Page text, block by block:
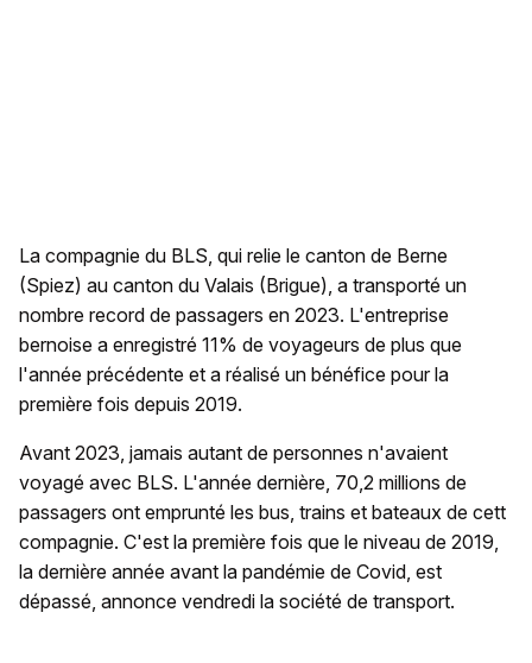
La compagnie du BLS, qui relie le canton de Berne
(Spiez) au canton du Valais (Brigue), a transporté un
nombre record de passagers en 2023. L'entreprise
bernoise a enregistré 11% de voyageurs de plus que
l'année précédente et a réalisé un bénéfice pour la
première fois depuis 2019.
Avant 2023, jamais autant de personnes n'avaient
voyagé avec BLS. L'année dernière, 70,2 millions de
passagers ont emprunté les bus, trains et bateaux de cett
compagnie. C'est la première fois que le niveau de 2019,
la dernière année avant la pandémie de Covid, est
dépassé, annonce vendredi la société de transport.